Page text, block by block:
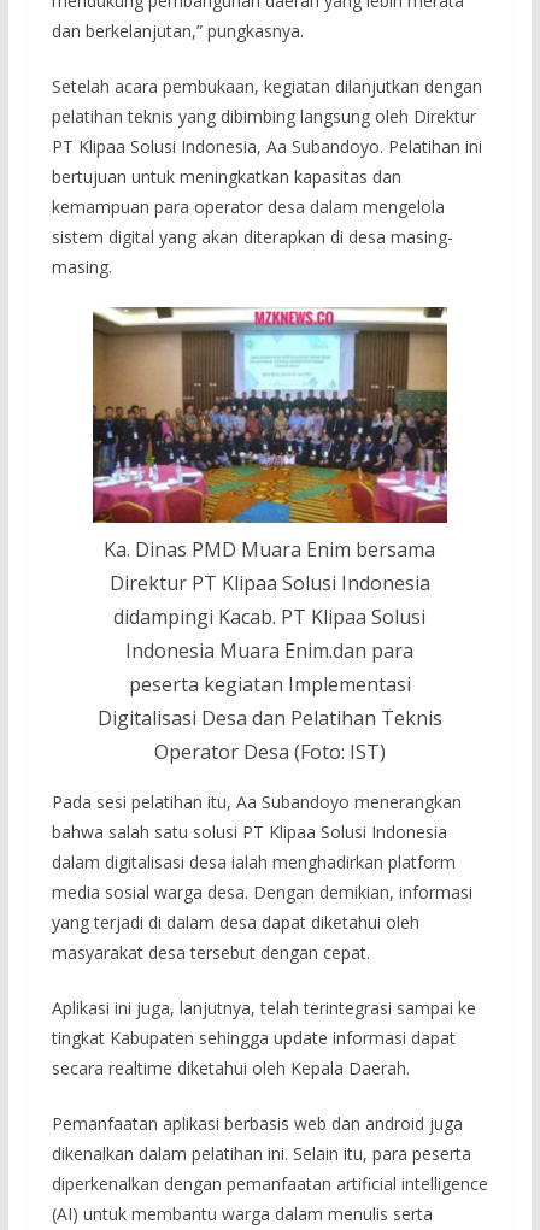
dan berkelanjutan,” pungkasnya.
Setelah acara pembukaan, kegiatan dilanjutkan dengan
pelatihan teknis yang dibimbing langsung oleh Direktur
PT Klipaa Solusi Indonesia, Aa Subandoyo. Pelatihan ini
bertujuan untuk meningkatkan kapasitas dan
kemampuan para operator desa dalam mengelola
sistem digital yang akan diterapkan di desa masing-
masing.
Ka. Dinas PMD Muara Enim bersama
Direktur PT Klipaa Solusi Indonesia
didampingi Kacab. PT Klipaa Solusi
Indonesia Muara Enim.dan para
peserta kegiatan Implementasi
Digitalisasi Desa dan Pelatihan Teknis
Operator Desa (Foto: IST)
Pada sesi pelatihan itu, Aa Subandoyo menerangkan
bahwa salah satu solusi PT Klipaa Solusi Indonesia
dalam digitalisasi desa ialah menghadirkan platform
media sosial warga desa. Dengan demikian, informasi
yang terjadi di dalam desa dapat diketahui oleh
masyarakat desa tersebut dengan cepat.
Aplikasi ini juga, lanjutnya, telah terintegrasi sampai ke
tingkat Kabupaten sehingga update informasi dapat
secara realtime diketahui oleh Kepala Daerah.
Pemanfaatan aplikasi berbasis web dan android juga
dikenalkan dalam pelatihan ini. Selain itu, para peserta
diperkenalkan dengan pemanfaatan artificial intelligence
(AI) untuk membantu warga dalam menulis serta